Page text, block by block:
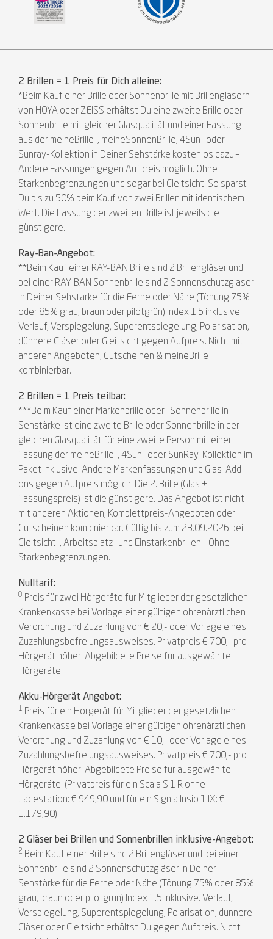
2 Brillen = 1 Preis für Dich alleine:
*Beim Kauf einer Brille oder Sonnenbrille mit Brillengläsern
von HOYA oder ZEISS erhältst Du eine zweite Brille oder
Sonnenbrille mit gleicher Glasqualität und einer Fassung
aus der meineBrille-, meineSonnenBrille, 4Sun- oder
Sunray-Kollektion in Deiner Sehstärke kostenlos dazu –
Andere Fassungen gegen Aufpreis möglich. Ohne
Stärkenbegrenzungen und sogar bei Gleitsicht. So sparst
Du bis zu 50% beim Kauf von zwei Brillen mit identischem
Wert. Die Fassung der zweiten Brille ist jeweils die
günstigere.
Ray-Ban-Angebot:
**Beim Kauf einer RAY-BAN Brille sind 2 Brillengläser und
bei einer RAY-BAN Sonnenbrille sind 2 Sonnenschutzgläser
in Deiner Sehstärke für die Ferne oder Nähe (Tönung 75%
oder 85% grau, braun oder pilotgrün) Index 1.5 inklusive.
Verlauf, Verspiegelung, Superentspiegelung, Polarisation,
dünnere Gläser oder Gleitsicht gegen Aufpreis. Nicht mit
anderen Angeboten, Gutscheinen & meineBrille
kombinierbar.
2 Brillen = 1 Preis teilbar:
***Beim Kauf einer Markenbrille oder -Sonnenbrille in
Sehstärke ist eine zweite Brille oder Sonnenbrille in der
gleichen Glasqualität für eine zweite Person mit einer
Fassung der meineBrille-, 4Sun- oder SunRay-Kollektion im
Paket inklusive. Andere Markenfassungen und Glas-Add-
ons gegen Aufpreis möglich. Die 2. Brille (Glas +
Fassungspreis) ist die günstigere. Das Angebot ist nicht
mit anderen Aktionen, Komplettpreis-Angeboten oder
Gutscheinen kombinierbar. Gültig bis zum 23.09.2026 bei
Gleitsicht-, Arbeitsplatz- und Einstärkenbrillen - Ohne
Stärkenbegrenzungen.
Nulltarif:
0 Preis für zwei Hörgeräte für Mitglieder der gesetzlichen
Krankenkasse bei Vorlage einer gültigen ohrenärztlichen
Verordnung und Zuzahlung von € 20,- oder Vorlage eines
Zuzahlungsbefreiungsausweises. Privatpreis € 700,- pro
Hörgerät höher. Abgebildete Preise für ausgewählte
Hörgeräte.
Akku-Hörgerät Angebot:
1 Preis für ein Hörgerät für Mitglieder der gesetzlichen
Krankenkasse bei Vorlage einer gültigen ohrenärztlichen
Verordnung und Zuzahlung von € 10,- oder Vorlage eines
Zuzahlungsbefreiungsausweises. Privatpreis € 700,- pro
Hörgerät höher. Abgebildete Preise für ausgewählte
Hörgeräte. (Privatpreis für ein Scala S 1 R ohne
Ladestation: € 949,90 und für ein Signia Insio 1 IX: €
1.179,90)
2 Gläser bei Brillen und Sonnenbrillen inklusive-Angebot:
2 Beim Kauf einer Brille sind 2 Brillengläser und bei einer
Sonnenbrille sind 2 Sonnenschutzgläser in Deiner
Sehstärke für die Ferne oder Nähe (Tönung 75% oder 85%
grau, braun oder pilotgrün) Index 1.5 inklusive. Verlauf,
Verspiegelung, Superentspiegelung, Polarisation, dünnere
Gläser oder Gleitsicht erhältst Du gegen Aufpreis. Nicht